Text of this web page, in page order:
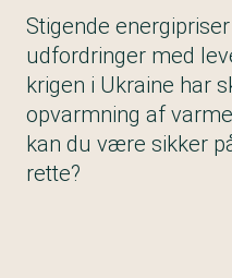
Stigende
udfordringer med
krigen i Ukraine har
opvarmning af
kan du være sikker
rette?